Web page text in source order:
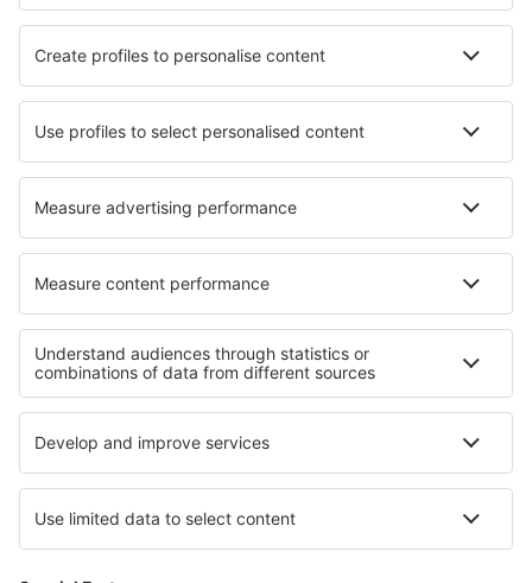
Hotels in Bhojpur Hotels in Poulx Hotels in Haderslev
Hotels in Choibalsan Hotels in Alcantarilha
Hotels in Ladispoli Hotels in Tuam Hotels in Escuinapa
Beste hotels - regio's
Hotels in Neusiedlersee Hotels in Wildschoenau
Hotels in Paznaun Hotels in Grossarltal
Hotels in Flachau Hotels in Mauritius
Hotels in Nationaal Park Świętokrzyski Hotels in Porta Caribe
Hotels in Nigeria